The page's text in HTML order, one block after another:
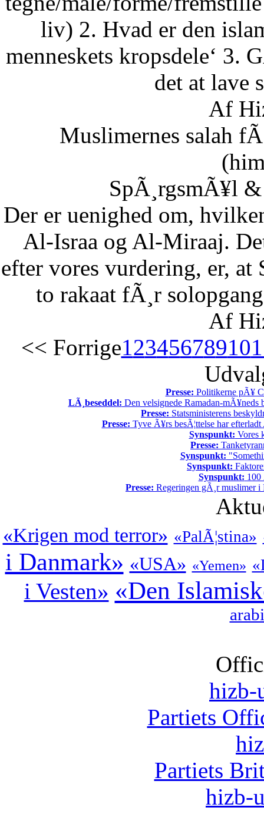
liv) 2. Hvad er den
menneskets kropsdele‘ 3.
det at lave
Af
Muslimernes salah
SpÃ¸rgsmÃ¥l
Der er uenighed om,
Al-Israa og Al-Miraaj.
efter vores vurdering, er, at
to rakaat fÃ¸r
Af
<< Forrige12345678910
Presse: Politikerne pÃ¥
LÃ¸beseddel: Den velsignede Ramadan-mÃ¥neds
Presse: Statsministerens
Presse: Tyve Ã¥rs besÃ¦ttelse har
Synspunkt: Vores
Presse:
Synspunkt:
Synspunkt:
Synspunkt: 100
Presse: Regeringen gÃ¸r muslimer
«Krigen mod terror» «PalÃ¦stina»
i Danmark» «USA» «Yemen»
i Vesten» «Den
hizb-
Partiets
Partiets
hizb-